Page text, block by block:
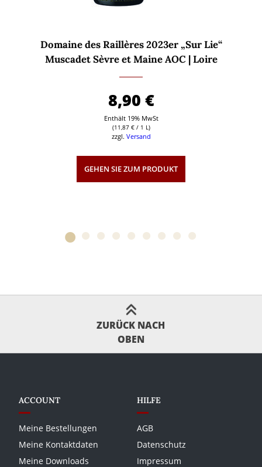
Domaine des Raillères 2023er „Sur Lie“
Muscadet Sèvre et Maine AOC | Loire
8,90 €
Enthält 19% MwSt
(11,87 €/ 1 L)
zzgl. Versand
GEHEN SIE ZUM PRODUKT
ZURÜCK NACH
OBEN
ACCOUNT
Meine Bestellungen
Meine Kontaktdaten
Meine Downloads
HILFE
AGB
Datenschutz
Impressum